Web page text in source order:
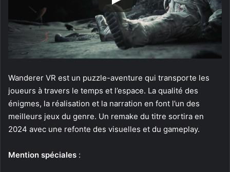
Wanderer VR est un puzzle-aventure qui transporte les
joueurs à travers le temps et l’espace. La qualité des
énigmes, la réalisation et la narration en font l’un des
meilleurs jeux du genre. Un remake du titre sortira en
2024 avec une refonte des visuelles et du gameplay.
Mention spéciales :